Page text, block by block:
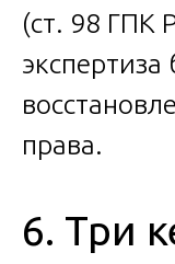
(ст. 98 ГПК
права.
6. Три